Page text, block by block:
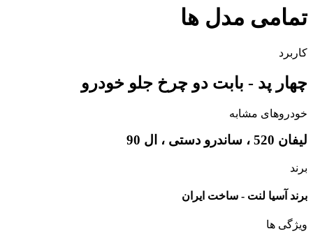
تمامی مدل ها
کاربرد
چهار پد - بابت دو چرخ جلو خودرو
خودروهای مشابه
لیفان 520 ، ساندرو دستی ، ال 90
برند
برند آسیا لنت - ساخت ایران
ویژگی ها